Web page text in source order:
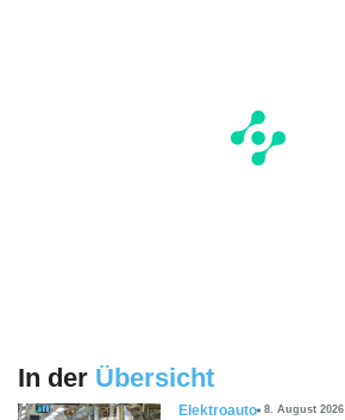
In der Übersicht
Elektroauto 8. August 2026